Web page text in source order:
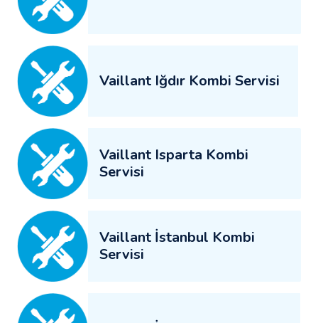
Vaillant Iğdır Kombi Servisi
Vaillant Isparta Kombi
Servisi
Vaillant İstanbul Kombi
Servisi